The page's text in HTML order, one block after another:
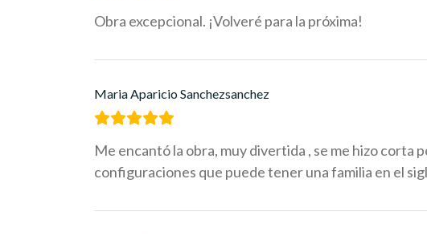
Obra excepcional. ¡Volveré para la próxima!
Maria Aparicio Sanchezsanchez
Me encantó la obra, muy divertida , se me hizo
configuraciones que puede tener una familia en el